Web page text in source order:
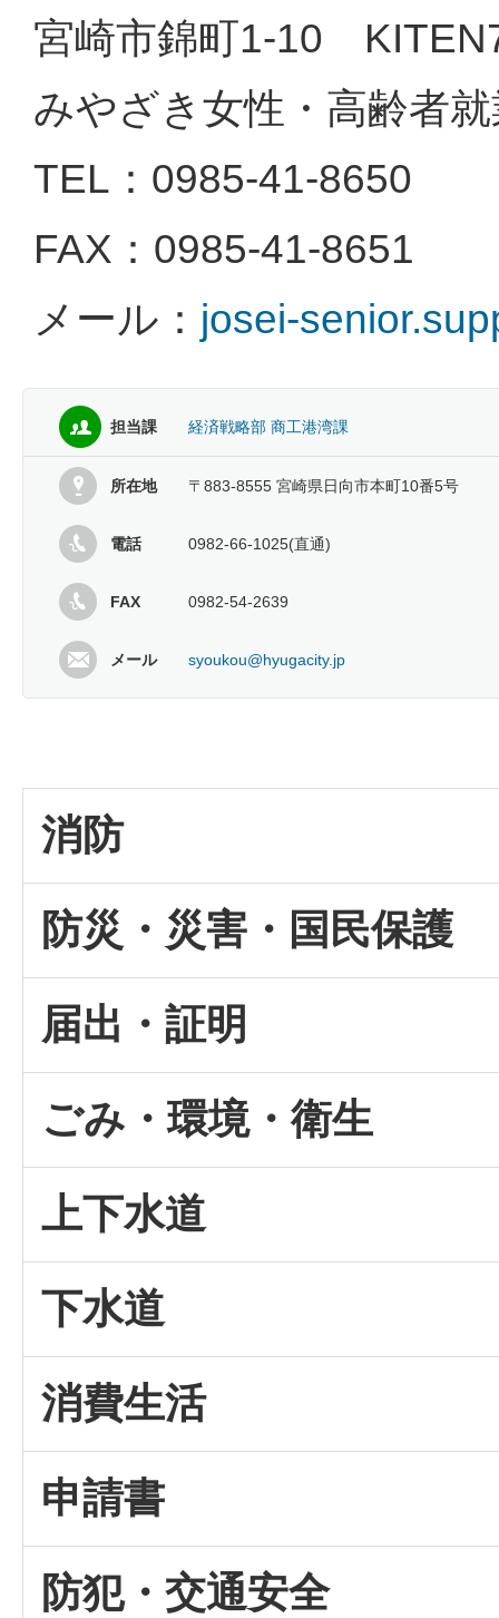
宮崎市錦町1-10
みやざき女性・高齢者
TEL：0985-41-8650
FAX：0985-41-8651
メール： josei-
担当課 経済戦略部 商工港湾課
所在地 〒883-8555 宮崎県日向市本町10番5号
電話 0982-66-1025(直通)
FAX 0982-54-2639
メール syoukou@hyugacity.jp
消防
防災・災害・国民保護
届出・証明
ごみ・環境・衛生
上下水道
下水道
消費生活
申請書
防犯・交通安全